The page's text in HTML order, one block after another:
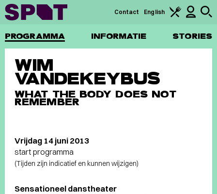
PROGRAMMA INFORMATIE STORIES
Contact English
WIM
VANDEKEYBUS
WHAT THE BODY DOES NOT
REMEMBER
Vrijdag 14 juni 2013
start programma
(Tijden zijn indicatief en kunnen wijzigen)
Sensationeel danstheater